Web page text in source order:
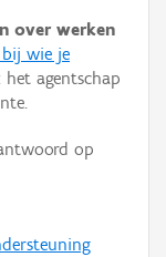
over werken
bij wie je
agentschap
op